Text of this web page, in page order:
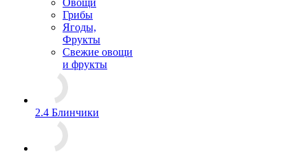
Овощи
Грибы
Ягоды,
Фрукты
Свежие овощи
и фрукты
2.4 Блинчики